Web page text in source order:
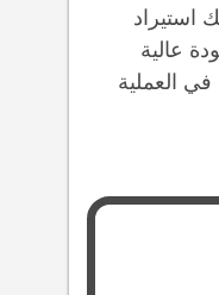
استيراد
عالية
العملية